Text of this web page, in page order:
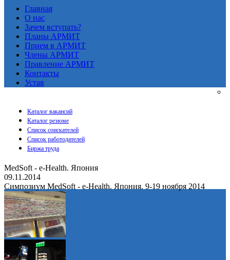
Главная
О нас
Зачем вступать?
Планы АРМИТ
Прием в АРМИТ
Члены АРМИТ
Правление АРМИТ
Контакты
Устав
Каталог вакансий
Каталог резюме
Список соискателей
Список работодателей
Биржа труда
MedSoft - e-Health. Япония
09.11.2014
Симпозиум MedSoft - e-Health. Япония. 9-19 ноября 2014